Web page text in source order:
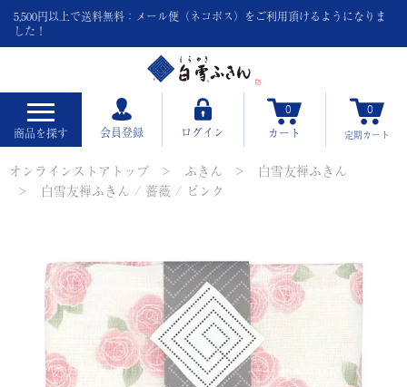
5,500円以上で送料無料：メール便（ネコポス）をご利用頂けるようになりま
した！
商品を探す 会員登録 ログイン
0
カート
0
定期カート
オンラインストアトップ ふきん
白雪友禅ふきん
白雪友禅ふきん / 薔薇 / ピンク